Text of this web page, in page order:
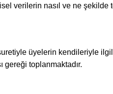
verilerin nasıl ve ne şekilde
üyelerin kendileriyle
gereği toplanmaktadır.